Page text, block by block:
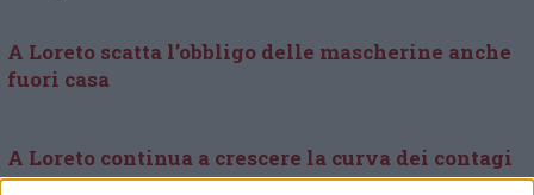
A Loreto scatta l’obbligo delle mascherine anche
fuori casa
A Loreto continua a crescere la curva dei contagi